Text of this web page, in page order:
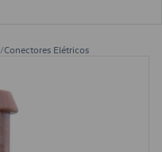
/Conectores Elétricos